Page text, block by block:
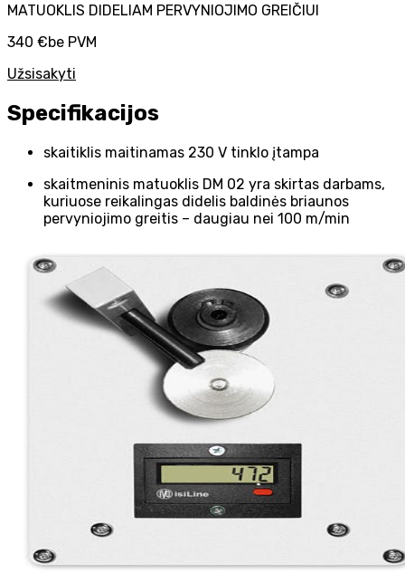
MATUOKLIS DIDELIAM PERVYNIOJIMO GREIČIUI
340 €be PVM
Užsisakyti
Specifikacijos
skaitiklis maitinamas 230 V tinklo įtampa
skaitmeninis matuoklis DM 02 yra skirtas darbams,
kuriuose reikalingas didelis baldinės briaunos
pervyniojimo greitis – daugiau nei 100 m/min